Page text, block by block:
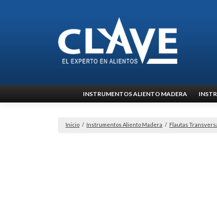
al
INSTRUMENTOS ALIENTO MADERA
Inicio / Instrumentos Aliento Madera / Flautas